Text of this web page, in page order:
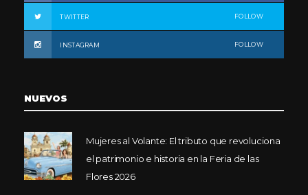
TWITTER FOLLOW
INSTAGRAM FOLLOW
NUEVOS
Mujeres al Volante: El tributo que revoluciona
el patrimonio e historia en la Feria de las
Flores 2026